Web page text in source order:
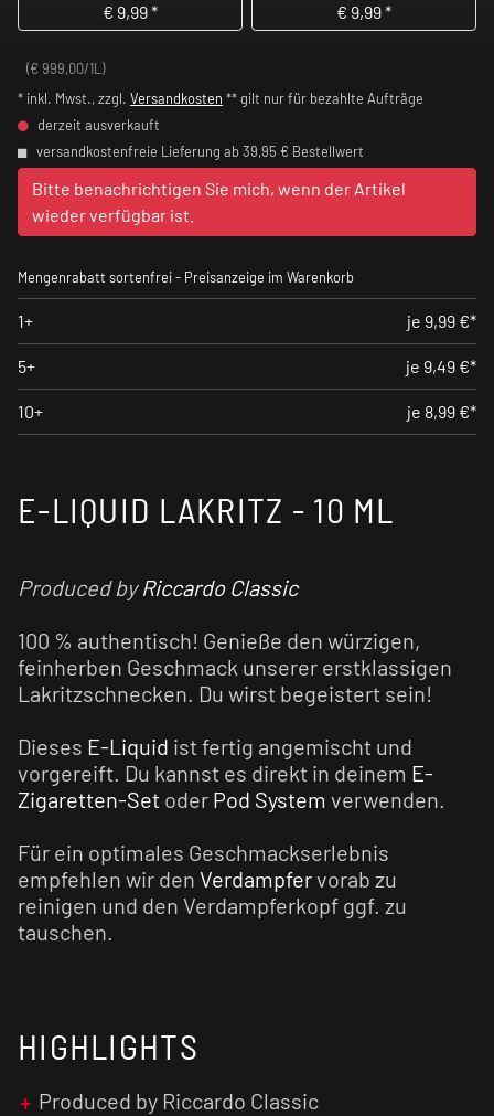
€ 9,99* € 9,99*
(€ 999,00/1L)
* inkl. Mwst., zzgl. Versandkosten ** gilt nur für bezahlte Aufträge
derzeit ausverkauft
versandkostenfreie Lieferung ab 39,95 € Bestellwert
Bitte benachrichtigen Sie mich, wenn der Artikel
wieder verfügbar ist.
Mengenrabatt sortenfrei - Preisanzeige im Warenkorb
1+ je 9,99 €*
5+ je 9,49 €*
10+ je 8,99 €*
E-LIQUID LAKRITZ - 10 ML
Produced byRiccardo Classic
100 % authentisch! Genieße den würzigen,
feinherben Geschmack unserer erstklassigen
Lakritzschnecken. Du wirst begeistert sein!
Dieses E-Liquid ist fertig angemischt und
vorgereift. Du kannst es direkt in deinem E-
Zigaretten-Set oder Pod System verwenden.
Für ein optimales Geschmackserlebnis
empfehlen wir den Verdampfervorab zu
reinigen und den Verdampferkopf ggf. zu
tauschen.
HIGHLIGHTS
Produced by Riccardo Classic